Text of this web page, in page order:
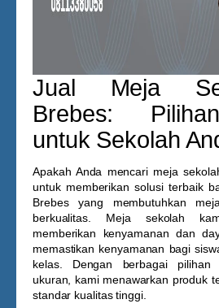
Jual Meja
Brebes:
untuk Sekolah
Apakah Anda mencari meja
untuk memberikan solusi terbaik
Brebes yang membutuhkan
berkualitas. Meja sekolah
memberikan kenyamanan dan
memastikan kenyamanan bagi
kelas. Dengan berbagai
ukuran, kami menawarkan produk
standar kualitas tinggi.